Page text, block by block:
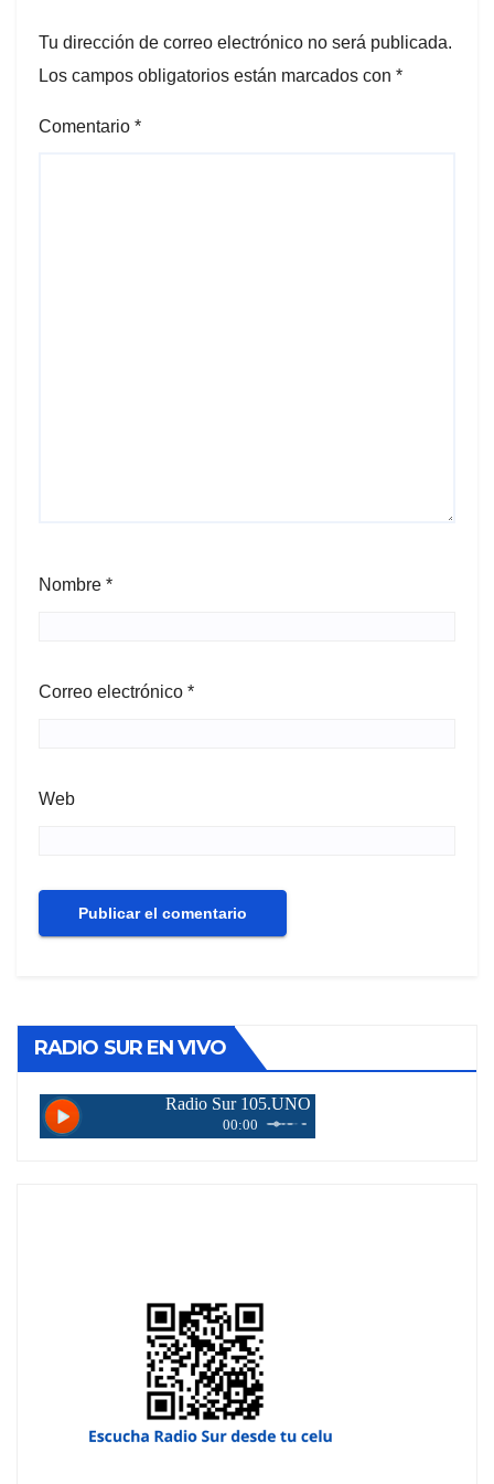
Tu dirección de correo electrónico no será publicada.
Los campos obligatorios están marcados con *
Comentario *
Nombre *
Correo electrónico *
Web
RADIO SUR EN VIVO